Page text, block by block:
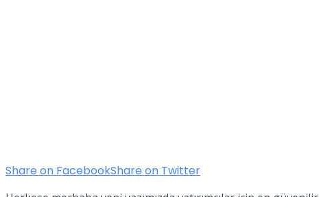
Share on FacebookShare on Twitter